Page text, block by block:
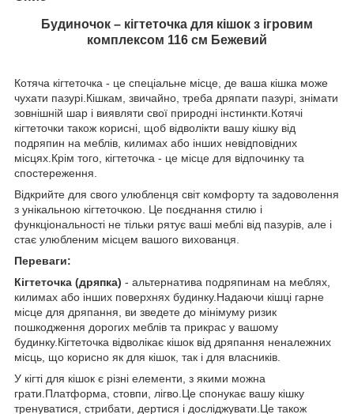
Будиночок – кігтеточка для кішок з ігровим
комплексом 116 см Бежевий
Котяча кігтеточка - це спеціальне місце, де ваша кішка може
чухати пазурі.Кішкам, звичайно, треба дряпати пазурі, знімати
зовнішній шар і виявляти свої природні інстинкти.Котячі
кігтеточки також корисні, щоб відволікти вашу кішку від
подряпин на меблів, килимах або інших невідповідних
місцях.Крім того, кігтеточка - це місце для відпочинку та
спостереження.
Відкрийте для свого улюбленця світ комфорту та задоволення
з унікальною кігтеточкою. Це поєднання стилю і
функціональності не тільки рятує ваші меблі від пазурів, але і
стає улюбленим місцем вашого вихованця.
Переваги:
Кігтеточка (дряпка) - альтернатива подряпинам на меблях,
килимах або інших поверхнях будинку.Надаючи кішці гарне
місце для дряпання, ви зведете до мінімуму ризик
пошкодження дорогих меблів та прикрас у вашому
будинку.Кігтеточка відволікає кішок від дряпання неналежних
місць, що корисно як для кішок, так і для власників.
У кігті для кішок є різні елементи, з якими можна
грати.Платформа, стовпи, лігво.Це спонукає вашу кішку
тренуватися, стрибати, дертися і досліджувати.Це також